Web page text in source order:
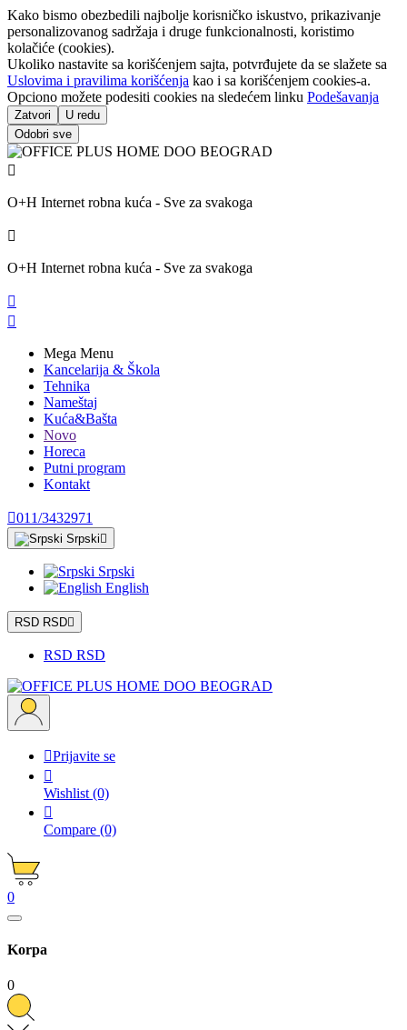
Kako bismo obezbedili najbolje korisničko iskustvo, prikazivanje
personalizovanog sadržaja i druge funkcionalnosti, koristimo
kolačiće (cookies).
Ukoliko nastavite sa korišćenjem sajta, potvrđujete da se slažete sa
Uslovima i pravilima korišćenja kao i sa korišćenjem cookies-a.
Opciono možete podesiti cookies na sledećem linku Podešavanja
Zatvori
U redu
Odobri sve

O+H Internet robna kuća - Sve za svakoga

O+H Internet robna kuća - Sve za svakoga


Mega Menu
Kancelarija & Škola
Tehnika
Nameštaj
Kuća&Bašta
Novo
Horeca
Putni program
Kontakt
011/3432971
Srpski 
Srpski
English
RSD RSD
RSD RSD
Prijavite se

Wishlist (0)

Compare (0)
0
Korpa
0